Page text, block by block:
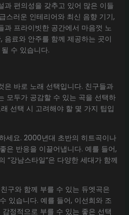
과 편의성을 갖추고 있어 많은 이들
스러운 인테리어와 최신 음향 기기,
과 프라이빗한 공간에서 마음껏 노
음료와 안주를 함께 제공하는 곳이
수 있습니다.
은 바로 노래 선택입니다. 친구들과
모두가 공감할 수 있는 곡을 선택하
선택 시 고려해야 할 몇 가지 팁입
세요. 2000년대 초반의 히트곡이나
은 반응을 이끌어냅니다. 예를 들어,
“강남스타일”은 다양한 세대가 함께
구와 함께 부를 수 있는 듀엣곡은
있습니다. 예를 들어, 이선희와 조
감정적으로 부를 수 있는 좋은 선택